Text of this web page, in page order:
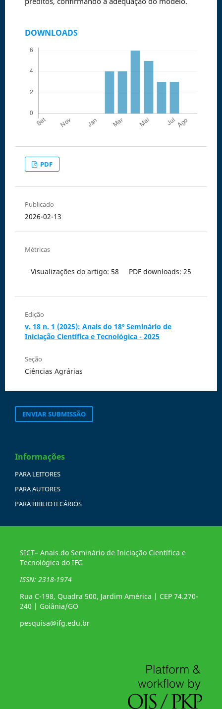
DOWNLOADS
PDF
Publicado
2026-02-13
Métricas
Visualizações do artigo: 58 PDF downloads: 25
Edição
v. 18 n. 1 (2025): Anais do 18º Seminário de
Iniciação Científica e Tecnológica - 2025
Seção
Ciências Agrárias
ENVIAR SUBMISSÃO
Informações
PARA LEITORES
PARA AUTORES
PARA BIBLIOTECÁRIOS
SICT– Anais do Seminário de Iniciação Científica e
Tecnológica do IFG
ISSN: 2318-1974
Rua C-198, Quadra 500, Jardim América | CEP 74.270-
240 | Goiânia/GO
pesquisa@ifg.edu.br